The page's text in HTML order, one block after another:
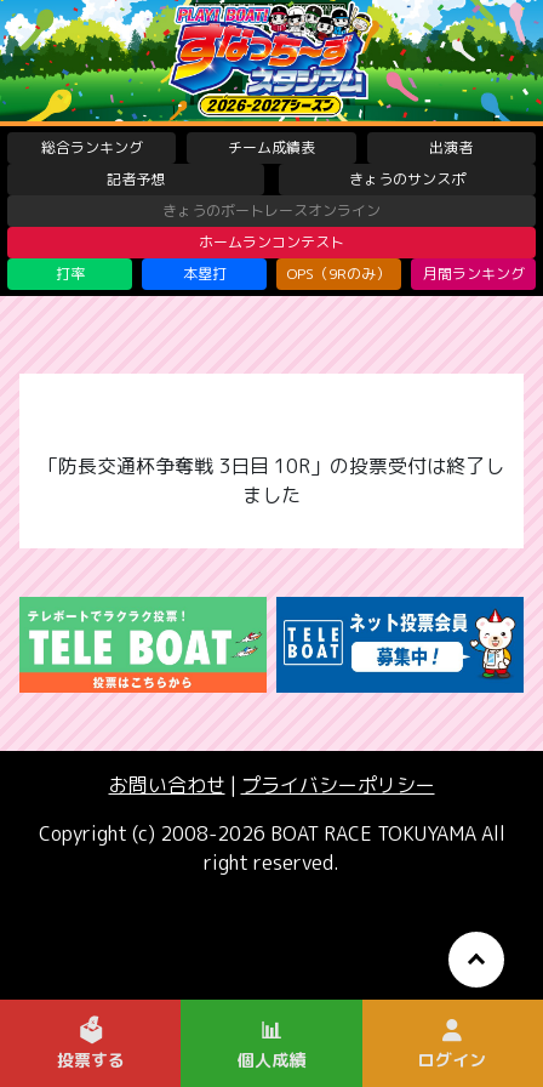
総合ランキング チーム成績表
出演者
記者予想
きょうのサンスポ
きょうのボートレースオンライン
ホームランコンテスト
打率
本塁打 OPS（9Rのみ） 月間ランキング
「防長交通杯争奪戦 3日目 10R」の投票受付は終了し
ました
お問い合わせ | プライバシーポリシー
Copyright (c) 2008-2026 BOAT RACE TOKUYAMA All
right reserved.
🗳️
投票する
📊
個人成績 ログイン